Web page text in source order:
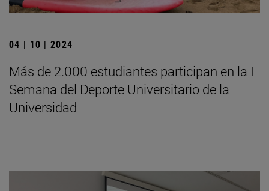
04 | 10 | 2024
Más de 2.000 estudiantes participan en la I
Semana del Deporte Universitario de la
Universidad